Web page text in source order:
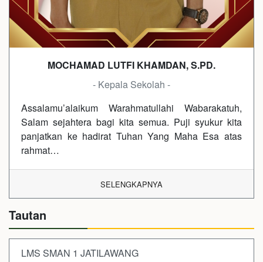
MOCHAMAD LUTFI KHAMDAN, S.PD.
- Kepala Sekolah -
Assalamu’alaikum Warahmatullahi Wabarakatuh,
Salam sejahtera bagi kita semua. Puji syukur kita
panjatkan ke hadirat Tuhan Yang Maha Esa atas
rahmat…
SELENGKAPNYA
Tautan
LMS SMAN 1 JATILAWANG